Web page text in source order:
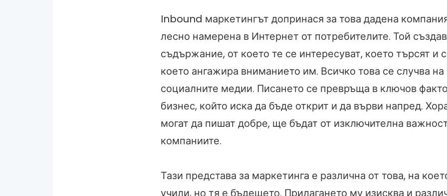
Inbound маркетингът допринася за това дадена
лесно намерена в Интернет от потребителите. Той
съдържание, от което те се интересуват, което търсят и
което ангажира вниманието им. Всичко това се случва на
социалните медии. Писането се превръща в ключов
бизнес, който иска да бъде открит и да върви напред.
могат да пишат добре, ще бъдат от изключителна
компаниите.
Тази представа за маркетинга е различна от това, на
учили, но тя е бъдещето. Прилагането му изисква и